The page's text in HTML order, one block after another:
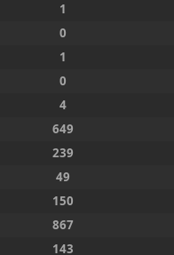
1
0
1
0
4
649
239
49
150
867
143